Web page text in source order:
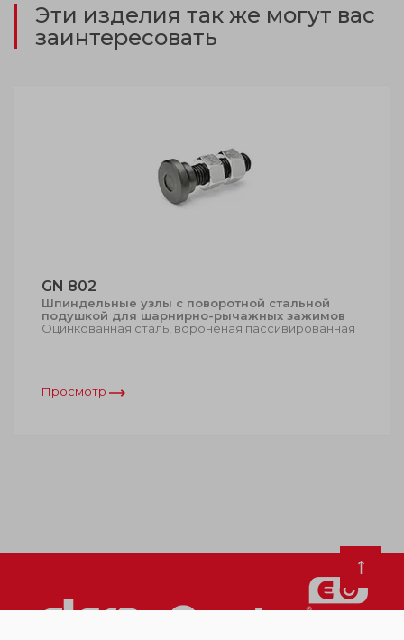
Эти изделия так же могут вас
заинтересовать
GN 802
Шпиндельные узлы с поворотной стальной
подушкой для шарнирно-рычажных зажимов
Оцинкованная сталь, вороненая пассивированная
Просмотр